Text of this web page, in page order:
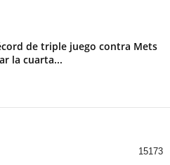
de triple juego contra Mets
la cuarta...
15173